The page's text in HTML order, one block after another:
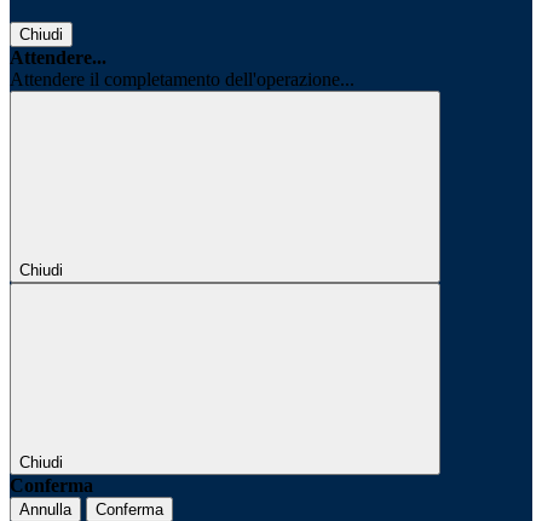
Chiudi
Attendere...
Attendere il completamento dell'operazione...
Chiudi
Chiudi
Conferma
Annulla Conferma